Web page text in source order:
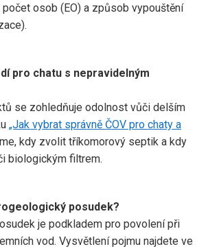
osob (EO) a způsob vypouštění
pro chatu s nepravidelným
se zohledňuje odolnost vůči delším
„Jak vybrat správně ČOV pro chaty a
kdy zvolit tříkomorový septik a kdy
biologickým filtrem.
posudek?
je podkladem pro povolení při
vod. Vysvětlení pojmu najdete ve